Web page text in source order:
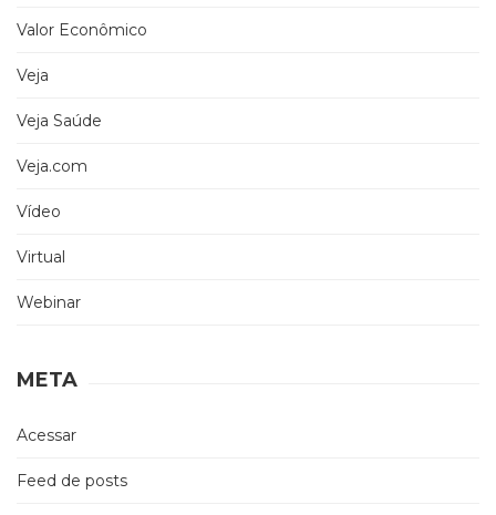
Valor Econômico
Veja
Veja Saúde
Veja.com
Vídeo
Virtual
Webinar
META
Acessar
Feed de posts